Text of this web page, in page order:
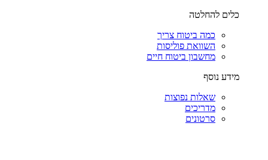
כלים להחלטה
כמה ביטוח צריך
השוואת פוליסות
מחשבון ביטוח חיים
מידע נוסף
שאלות נפוצות
מדריכים
סרטונים